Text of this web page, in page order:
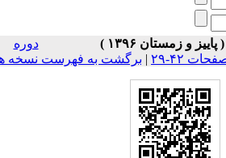
دوره
|برگشت به فهرست نسخه ها